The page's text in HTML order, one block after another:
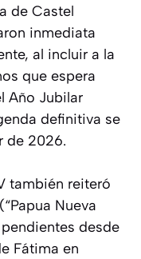
de Castel
inmediata
al incluir a la
que espera
Año Jubilar
definitiva se
de 2026.
también reiteró
Nueva
desde
Fátima en